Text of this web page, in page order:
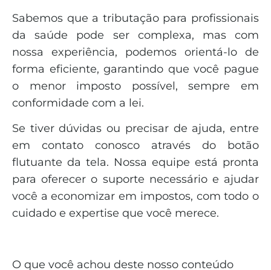
Sabemos que a tributação para profissionais
da saúde pode ser complexa, mas com
nossa experiência, podemos orientá-lo de
forma eficiente, garantindo que você pague
o menor imposto possível, sempre em
conformidade com a lei.
Se tiver dúvidas ou precisar de ajuda, entre
em contato conosco através do botão
flutuante da tela. Nossa equipe está pronta
para oferecer o suporte necessário e ajudar
você a economizar em impostos, com todo o
cuidado e expertise que você merece.
O que você achou deste nosso conteúdo